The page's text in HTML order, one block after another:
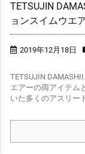
TETSUJIN
ョンスイムウエ
2019年12月18日
TETSUJIN
エアーの両アイテム
いた多くのアスリー